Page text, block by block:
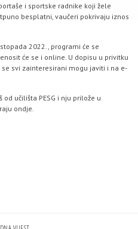
i sportske radnike koji žele
besplatni, vaučeri pokrivaju iznos
2022., programi će se
će se i online. U dopisu u privitku
svi zainteresirani mogu javiti i na e-
učilišta PESG i nju prilože u
ondje.